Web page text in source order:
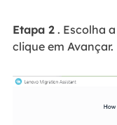
Etapa 2. Escolha
clique em Avançar.